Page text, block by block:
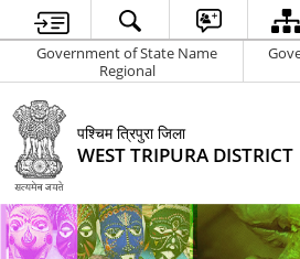
Government of State Name
Regional
पश्चिम त्रिपुरा जिला
WEST TRIPURA DISTRICT